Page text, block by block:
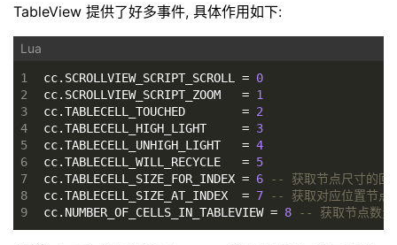
TableView 提供了好多事件, 具体作用如下:
1
2
3
4
5
6
7
8
9
cc.SCROLLVIEW_SCRIPT_SCROLL = 0
cc.SCROLLVIEW_SCRIPT_ZOOM   = 1
cc.TABLECELL_TOUCHED        = 2
cc.TABLECELL_HIGH_LIGHT     = 3
cc.TABLECELL_UNHIGH_LIGHT   = 4
cc.TABLECELL_WILL_RECYCLE   = 5
cc.TABLECELL_SIZE_FOR_INDEX = 6
-- 获取节点尺寸的回
cc.TABLECELL_SIZE_AT_INDEX  = 7
-- 获取对应位置节点
cc.NUMBER_OF_CELLS_IN_TABLEVIEW = 8 -- 获取节点数量